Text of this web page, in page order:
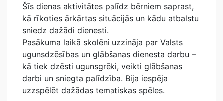
Šīs dienas aktivitātes palīdz bērniem saprast,
kā rīkoties ārkārtas situācijās un kādu atbalstu
sniedz dažādi dienesti.
Pasākuma laikā skolēni uzzināja par Valsts
ugunsdzēsības un glābšanas dienesta darbu –
kā tiek dzēsti ugunsgrēki, veikti glābšanas
darbi un sniegta palīdzība. Bija iespēja
uzzspēlēt dažādas tematiskas spēles.